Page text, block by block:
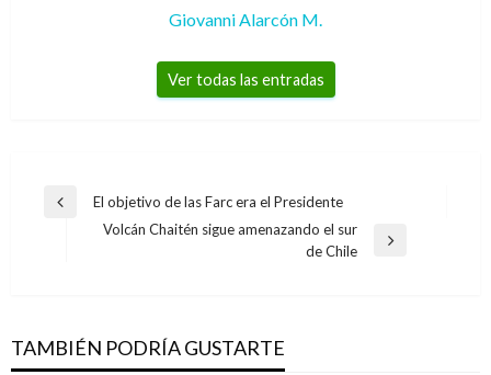
Giovanni Alarcón M.
Ver todas las entradas
Navegación
Entrada
El objetivo de las Farc era el Presidente
Volcán Chaitén sigue amenazando el sur
de Chile
TAMBIÉN PODRÍA GUSTARTE